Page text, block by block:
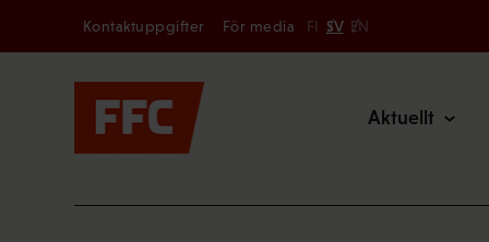
Secondary
Kontaktuppgifter För media FI SV EN
Aktuellt